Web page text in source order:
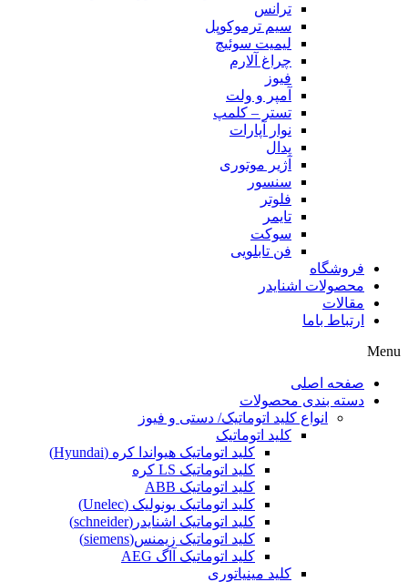
ترانس
سیم ترموکوپل
لیمیت سوئیچ
چراغ آلارم
فیوز
آمپر و ولت
تستر – کلمپ
نوار آپارات
پدال
آژیر موتوری
سنسور
فلوتر
تایمر
سوکت
فن تابلویی
فروشگاه
محصولات اشنایدر
مقالات
ارتباط باما
Menu
صفحه اصلی
دسته بندی محصولات
انواع کلید اتوماتیک/ دستی و فیوز
کلید اتوماتیک
کلید اتوماتیک هیواندا کره (Hyundai)
کلید اتوماتیک LS کره
کلید اتوماتیک ABB
کلید اتوماتیک یونولیک (Unelec)
کلید اتوماتیک اشنایدر(schneider)
کلید اتوماتیک زیمنس(siemens)
کلید اتوماتیک آاگ AEG
کلید مینیاتوری